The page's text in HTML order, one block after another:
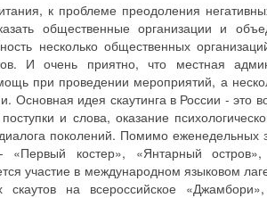
к проблеме преодоления
общественные организации и
несколько общественных
И очень приятно, что местная
при проведении мероприятий, а
идея скаутинга в России - это
и слова, оказание
поколений. Помимо еженедельных
«Первый костер», «Янтарный
участие в международном языковом
скаутов на всероссийское